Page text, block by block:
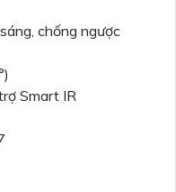
chống ngược
Smart IR